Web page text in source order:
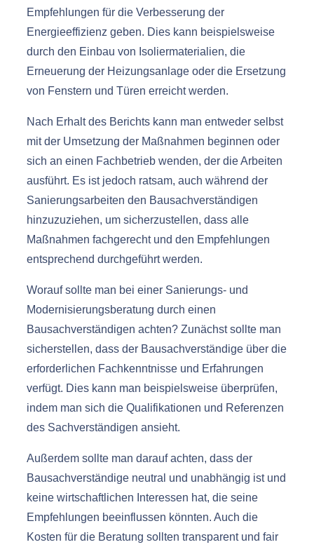
Empfehlungen für die Verbesserung der
Energieeffizienz geben. Dies kann beispielsweise
durch den Einbau von Isoliermaterialien, die
Erneuerung der Heizungsanlage oder die Ersetzung
von Fenstern und Türen erreicht werden.
Nach Erhalt des Berichts kann man entweder selbst
mit der Umsetzung der Maßnahmen beginnen oder
sich an einen Fachbetrieb wenden, der die Arbeiten
ausführt. Es ist jedoch ratsam, auch während der
Sanierungsarbeiten den Bausachverständigen
hinzuzuziehen, um sicherzustellen, dass alle
Maßnahmen fachgerecht und den Empfehlungen
entsprechend durchgeführt werden.
Worauf sollte man bei einer Sanierungs- und
Modernisierungsberatung durch einen
Bausachverständigen achten? Zunächst sollte man
sicherstellen, dass der Bausachverständige über die
erforderlichen Fachkenntnisse und Erfahrungen
verfügt. Dies kann man beispielsweise überprüfen,
indem man sich die Qualifikationen und Referenzen
des Sachverständigen ansieht.
Außerdem sollte man darauf achten, dass der
Bausachverständige neutral und unabhängig ist und
keine wirtschaftlichen Interessen hat, die seine
Empfehlungen beeinflussen könnten. Auch die
Kosten für die Beratung sollten transparent und fair